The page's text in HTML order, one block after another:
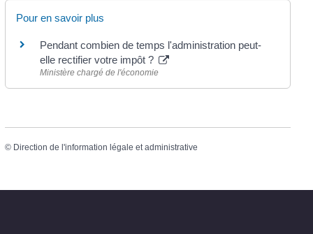
Pour en savoir plus
Pendant combien de temps l'administration peut-
elle rectifier votre impôt ?
Ministère chargé de l'économie
© Direction de l'information légale et administrative